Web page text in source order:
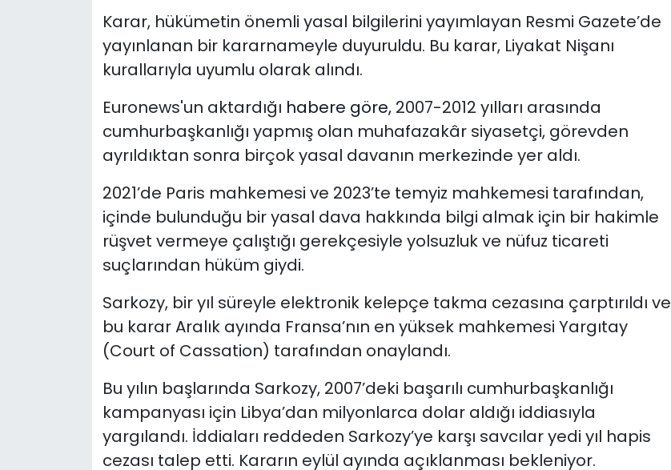
Karar, hükümetin önemli yasal bilgilerini yayımlayan Resmi Gazete’de
yayınlanan bir kararnameyle duyuruldu. Bu karar, Liyakat Nişanı
kurallarıyla uyumlu olarak alındı.
Euronews'un aktardığı habere göre,2007-2012 yılları arasında
cumhurbaşkanlığı yapmış olan muhafazakâr siyasetçi, görevden
ayrıldıktan sonra birçok yasal davanın merkezinde yer aldı.
2021’de Paris mahkemesi ve 2023’te temyiz mahkemesi tarafından,
içinde bulunduğu bir yasal dava hakkında bilgi almak için bir hakimle
rüşvet vermeye çalıştığı gerekçesiyle yolsuzluk ve nüfuz ticareti
suçlarından hüküm giydi.
Sarkozy, bir yıl süreyle elektronik kelepçe takma cezasına çarptırıldı ve
bu karar Aralık ayında Fransa’nın en yüksek mahkemesi Yargıtay
(Court of Cassation) tarafından onaylandı.
Bu yılın başlarında Sarkozy, 2007’deki başarılı cumhurbaşkanlığı
kampanyası için Libya’dan milyonlarca dolar aldığı iddiasıyla
yargılandı. İddiaları reddeden Sarkozy’ye karşı savcılar yedi yıl hapis
cezası talep etti. Kararın eylül ayında açıklanması bekleniyor.